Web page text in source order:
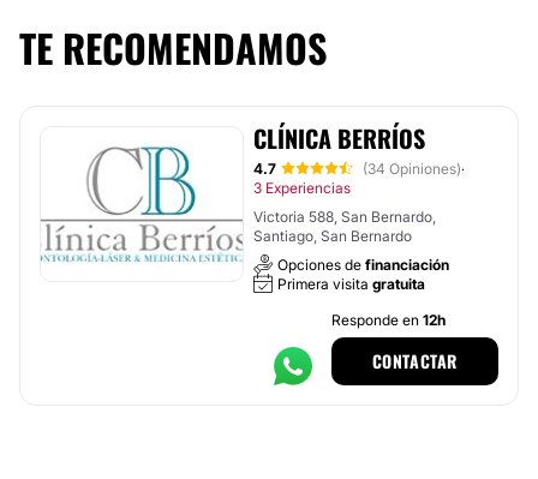
TE RECOMENDAMOS
CLÍNICA BERRÍOS
4.7 (34 Opiniones)·
3 Experiencias
Victoria 588, San Bernardo,
Santiago, San Bernardo
Opciones de financiación
Primera visita gratuita
Responde en 12h
CONTACTAR